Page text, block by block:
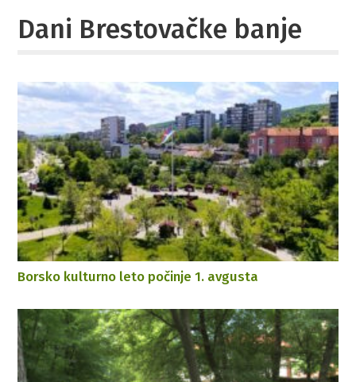
Dani Brestovačke banje
Borsko kulturno leto počinje 1. avgusta